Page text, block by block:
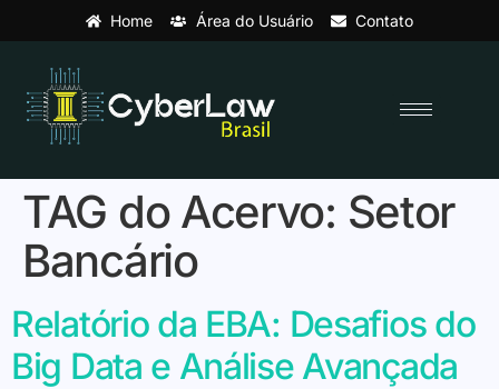
Home Área do Usuário Contato
TAG do Acervo: Setor
Bancário
Relatório da EBA: Desafios do
Big Data e Análise Avançada